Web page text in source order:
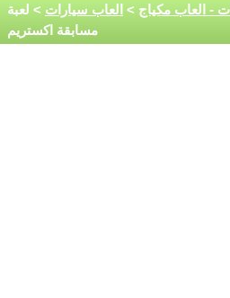
- العاب مكياج > العاب سيارات > لعبة
مسابقة اكستريم